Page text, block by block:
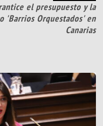
el presupuesto y la
'Barrios Orquestados' en
Canarias